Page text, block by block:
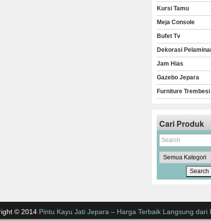
Kursi Tamu
Meja Console
Bufet Tv
Dekorasi
Jam Hias
Gazebo Jepara
Furniture
Cari Produk
© 2014 Pintu Kayu Jati Jepara – Harga Terbaik Langsung dari